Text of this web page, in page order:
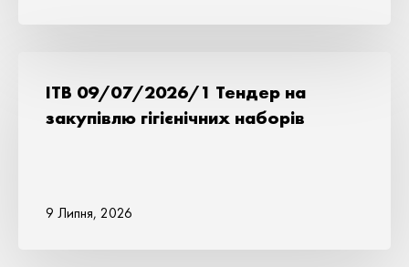
ITB 09/07/2026/1 Тендер на
закупівлю гігієнічних наборів
9 Липня, 2026